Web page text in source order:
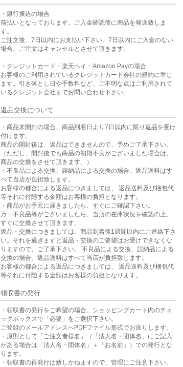
・銀行振込の場合
前払いとなっております。ご入金確認後に商品を発送致しま
す。
ご注文後、7日以内にお支払い下さい。7日以内にご入金のない
場合、ご注文はキャンセルとさせて頂きます。
・クレジットカード・楽天ペイ・Amazon Payの場合
お客様のご利用されているクレジットカード会社の規約に準じ
ます。引き落とし日や手数料など、ご不明な点はご利用されて
いるクレジット会社までお問い合わせ下さい。
返品交換について
・商品未開封の場合、商品到着日より7日以内に限り返品を受け
付けます。
商品の開封後は、返品はできませんので、予めご了承下さい。
（ただし、開封後でも商品の初期不良がございました場合は、
商品の交換をさせて頂きます。）
・不良品による交換、誤納品による交換の場合、返品送料はす
べて当店が負担致します。
お客様の都合による返品につきましては、 返品送料及び梱包代
等それに付随する金額はお客様の負担となります。
・商品がお手元に届きましたら、すぐにご確認下さい。
万一不良品等がございましたら、当店の在庫状況を確認の上、
すぐに交換させて頂きます。
返品・交換につきましては、商品到着後1週間以内にご連絡下さ
い。それを過ぎますと返品・交換のご要望はお受けできなくな
りますので、ご了承下さい。 不良品による交換、誤納品による
交換の場合、返品送料はすべて当店が負担致します。
お客様の都合による返品につきましては、 返品送料及び梱包代
等それに付随する金額はお客様の負担となります。
領収書の発行
・領収書の発行をご希望の場合、ショッピングカート内のチェ
ックボックスで「必要」をご選択下さい。
ご登録のメールアドレスへPDFファイル形式でお送りします。
・原則として「ご注文者様名」（「法人名・団体名」にご記入
がある場合は「法人名・団体名」＋「お名前」）での発行とな
ります。
・領収書の再発行は致しかねますので、管理にご注意下さい。